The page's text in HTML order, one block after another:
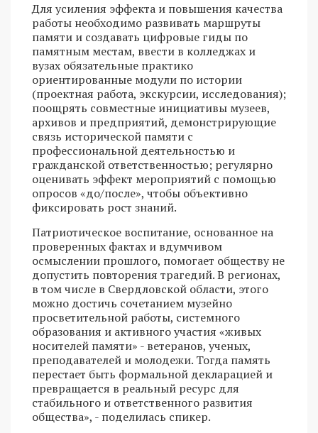
Для усиления эффекта и повышения качества
работы необходимо развивать маршруты
памяти и создавать цифровые гиды по
памятным местам, ввести в колледжах и
вузах обязательные практико
ориентированные модули по истории
(проектная работа, экскурсии, исследования);
поощрять совместные инициативы музеев,
архивов и предприятий, демонстрирующие
связь исторической памяти с
профессиональной деятельностью и
гражданской ответственностью; регулярно
оценивать эффект мероприятий с помощью
опросов «до/после», чтобы объективно
фиксировать рост знаний.
Патриотическое воспитание, основанное на
проверенных фактах и вдумчивом
осмыслении прошлого, помогает обществу не
допустить повторения трагедий. В регионах,
в том числе в Свердловской области, этого
можно достичь сочетанием музейно
просветительной работы, системного
образования и активного участия «живых
носителей памяти» - ветеранов, ученых,
преподавателей и молодежи. Тогда память
перестает быть формальной декларацией и
превращается в реальный ресурс для
стабильного и ответственного развития
общества», - поделилась спикер.